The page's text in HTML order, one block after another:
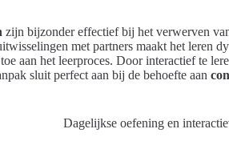
zijn bijzonder effectief bij het verwerven
met partners maakt het leren
aan het leerproces. Door interactief te
sluit perfect aan bij de behoefte aan